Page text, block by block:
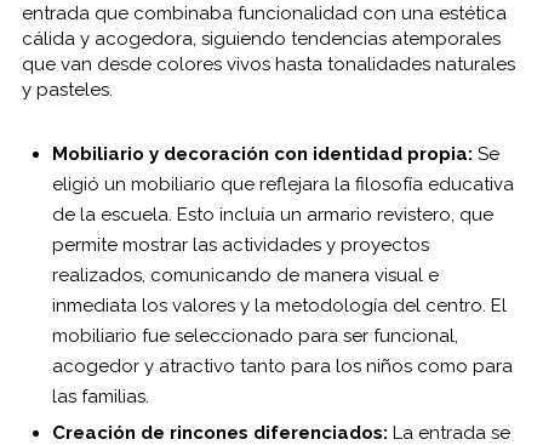
entrada que combinaba funcionalidad con una estética
cálida y acogedora, siguiendo tendencias atemporales
que van desde colores vivos hasta tonalidades naturales
y pasteles.
Mobiliario y decoración con identidad propia: Se
eligió un mobiliario que reflejara la filosofía educativa
de la escuela. Esto incluía un armario revistero, que
permite mostrar las actividades y proyectos
realizados, comunicando de manera visual e
inmediata los valores y la metodología del centro. El
mobiliario fue seleccionado para ser funcional,
acogedor y atractivo tanto para los niños como para
las familias.
Creación de rincones diferenciados: La entrada se